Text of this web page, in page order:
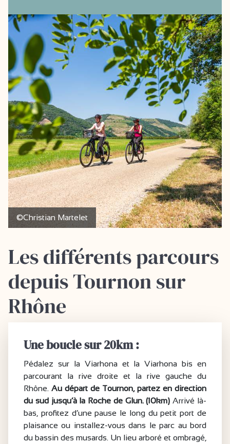
©Christian Martelet
Les différents parcours
depuis Tournon sur
Rhône
Une boucle sur 20km :
Pédalez sur la Viarhona et la Viarhona bis en
parcourant la rive droite et la rive gauche du
Rhône. Au départ de Tournon, partez en direction
du sud jusqu’à la Roche de Glun. (10km)Arrivé là-
bas, profitez d’une pause le long du petit port de
plaisance ou installez-vous dans le parc au bord
du bassin des musards. Un lieu arboré et ombragé,